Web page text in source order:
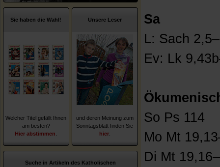
Sie haben die Wahl!
Welcher Titel gefällt Ihnen
am besten?
Hier abstimmen
Unsere Leser
und deren Meinung zum
Sonntagsblatt finden Sie
hier
Suche in Artikeln des Katholischen
Sa
L: Sach
Ev: Lk
So Ps 114
Mo Mt
Di Mt